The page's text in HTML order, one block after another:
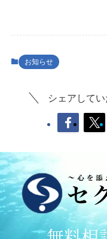
お知らせ
シェアして